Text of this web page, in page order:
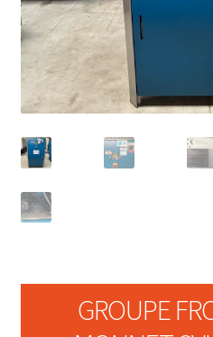
GROUPE